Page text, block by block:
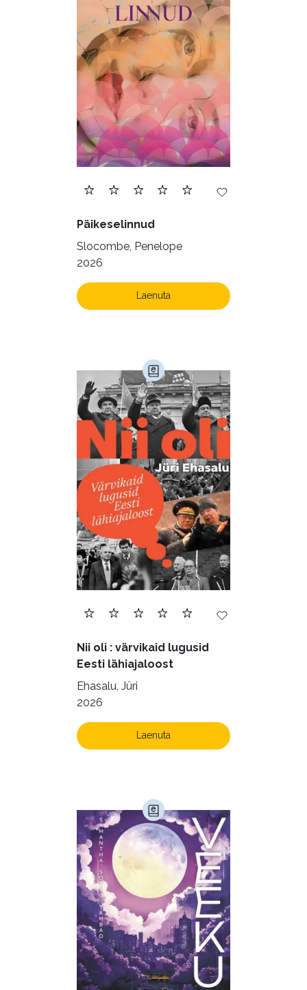
Päikeselinnud
Slocombe, Penelope
2026
Laenuta
Nii oli : värvikaid lugusid
Eesti lähiajaloost
Ehasalu, Jüri
2026
Laenuta